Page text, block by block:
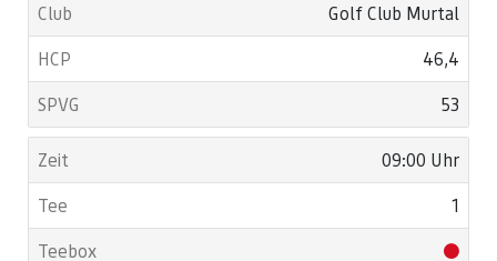
Golf Club Murtal
46,4
53
09:00 Uhr
1